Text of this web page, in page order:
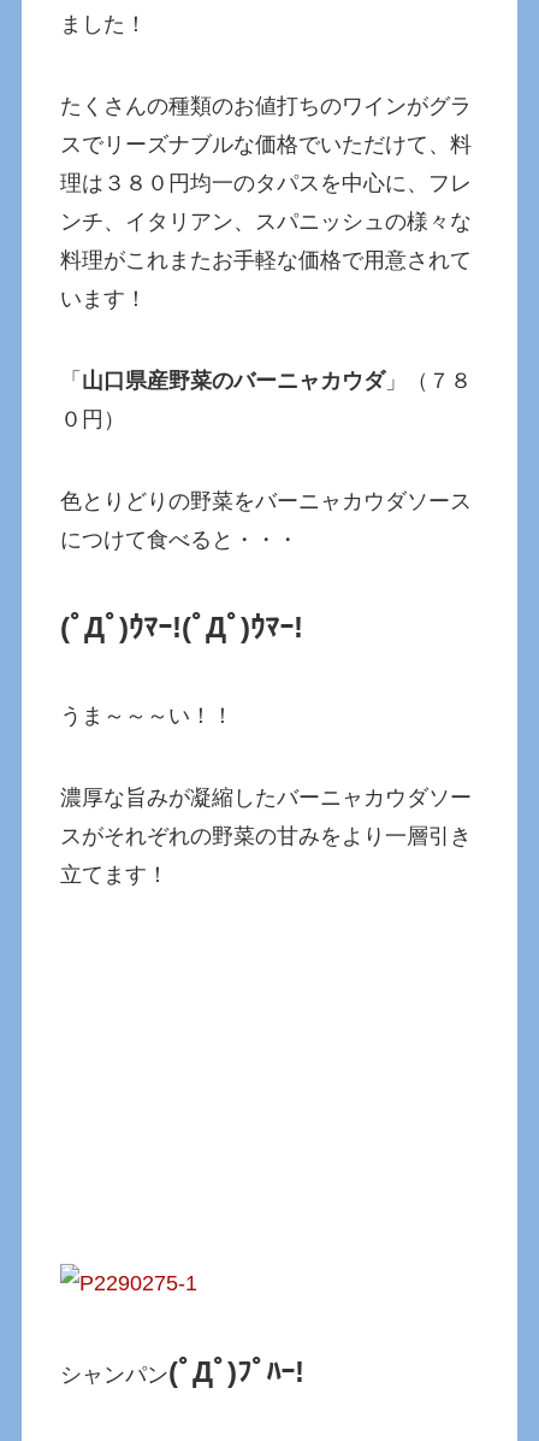
ました！
たくさんの種類のお値打ちのワインがグラ
スでリーズナブルな価格でいただけて、料
理は３８０円均一のタパスを中心に、フレ
ンチ、イタリアン、スパニッシュの様々な
料理がこれまたお手軽な価格で用意されて
います！
「 山口県産野菜のバーニャカウダ」（７８
０円）
色とりどりの野菜をバーニャカウダソース
につけて食べると・・・
(ﾟДﾟ)ｳﾏｰ!(ﾟДﾟ)ｳﾏｰ!
うま～～～い！！
濃厚な旨みが凝縮したバーニャカウダソー
スがそれぞれの野菜の甘みをより一層引き
立てます！
シャンパン(ﾟДﾟ)ﾌﾟﾊｰ!